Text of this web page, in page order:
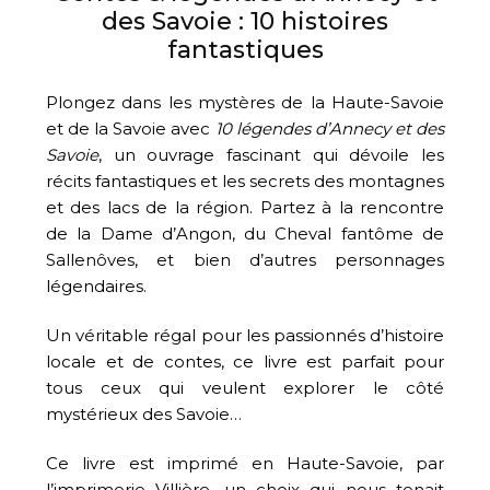
des Savoie : 10 histoires
fantastiques
Plongez dans les mystères de la Haute-Savoie
et de la Savoie avec 10 légendes d’Annecy et des
Savoie, un ouvrage fascinant qui dévoile les
récits fantastiques et les secrets des montagnes
et des lacs de la région. Partez à la rencontre
de la Dame d’Angon, du Cheval fantôme de
Sallenôves, et bien d’autres personnages
légendaires.
Un véritable régal pour les passionnés d’histoire
locale et de contes, ce livre est parfait pour
tous ceux qui veulent explorer le côté
mystérieux des Savoie…
Ce livre est imprimé en Haute-Savoie, par